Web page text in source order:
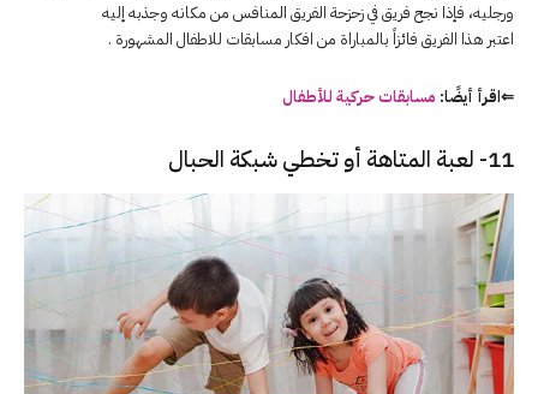
ورجليه، فإذا نجح فريق في زحزحة الفريق المنافس من مكانه وجذبه إليه
اعتبر هذا الفريق فائزاً بالمباراة من افكار مسابقات للاطفال المشهورة .
⇐اقرأ أيضًا: مسابقات حركية للأطفال
11- لعبة المتاهة أو تخطي شبكة الحبال